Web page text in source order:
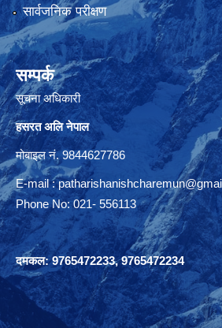
सार्वजनिक परीक्षण
सम्पर्क
सूचना अधिकारी
हसरत अलि नेपाल
मोबाइल नं. 9844627786
E-mail :
Phone No: 021- 556113
दमकल: 9765472233, 9765472234